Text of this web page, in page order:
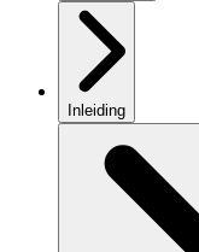
Inleiding